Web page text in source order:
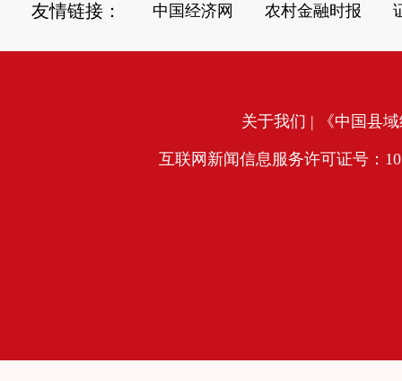
友情链接： 中国经济网 农村金融时报
关于我们 | 《中国县
互联网新闻信息服务许可证号：